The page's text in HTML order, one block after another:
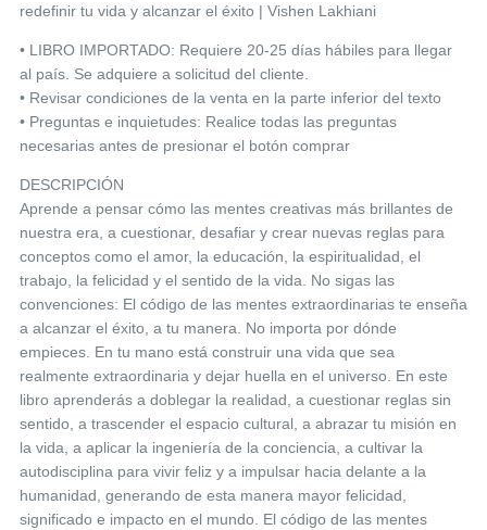
redefinir tu vida y alcanzar el éxito | Vishen Lakhiani
• LIBRO IMPORTADO: Requiere 20-25 días hábiles para llegar
al país. Se adquiere a solicitud del cliente.
• Revisar condiciones de la venta en la parte inferior del texto
• Preguntas e inquietudes: Realice todas las preguntas
necesarias antes de presionar el botón comprar
DESCRIPCIÓN
Aprende a pensar cómo las mentes creativas más brillantes de
nuestra era, a cuestionar, desafiar y crear nuevas reglas para
conceptos como el amor, la educación, la espiritualidad, el
trabajo, la felicidad y el sentido de la vida. No sigas las
convenciones: El código de las mentes extraordinarias te enseña
a alcanzar el éxito, a tu manera. No importa por dónde
empieces. En tu mano está construir una vida que sea
realmente extraordinaria y dejar huella en el universo. En este
libro aprenderás a doblegar la realidad, a cuestionar reglas sin
sentido, a trascender el espacio cultural, a abrazar tu misión en
la vida, a aplicar la ingeniería de la conciencia, a cultivar la
autodisciplina para vivir feliz y a impulsar hacia delante a la
humanidad, generando de esta manera mayor felicidad,
significado e impacto en el mundo. El código de las mentes